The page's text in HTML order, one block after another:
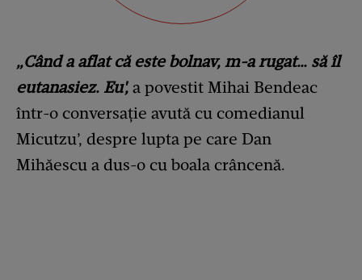
„Când a aflat că este bolnav, m-a rugat… să îl
eutanasiez. Eu', a povestit Mihai Bendeac
într-o conversație avută cu comedianul
Micutzu’, despre lupta pe care Dan
Mihăescu a dus-o cu boala crâncenă.